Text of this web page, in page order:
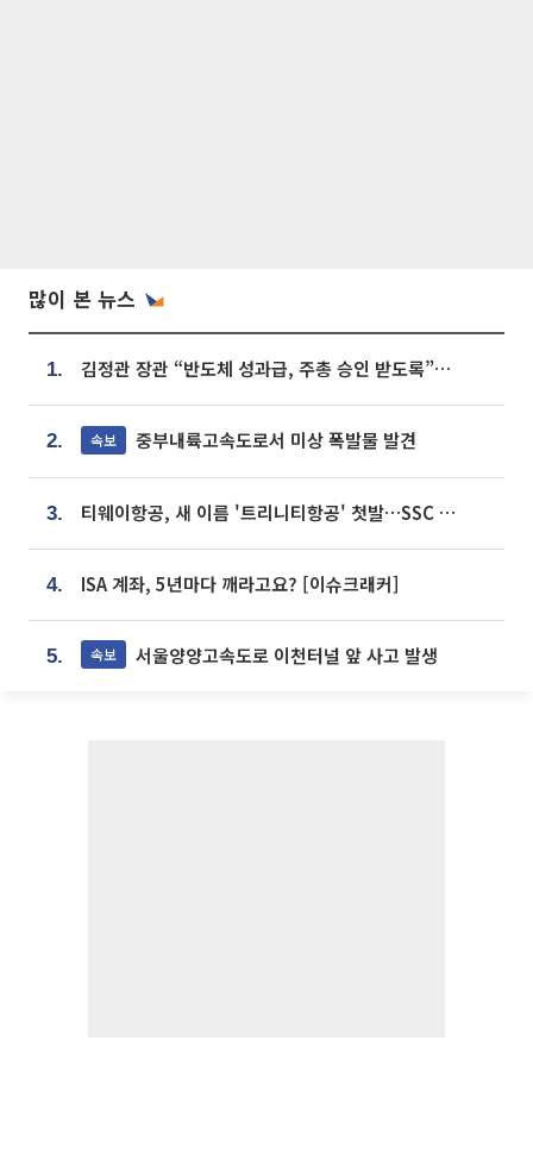
많이 본 뉴스
1. 김정관 장관 “반도체 성과급, 주총 승인 받도록”…상법·자본시장법 개정 시사
2. 속보 중부내륙고속도로서 미상 폭발물 발견
3. 티웨이항공, 새 이름 '트리니티항공' 첫발…SSC 전략 본격화
4. ISA 계좌, 5년마다 깨라고요? [이슈크래커]
5. 속보 서울양양고속도로 이천터널 앞 사고 발생